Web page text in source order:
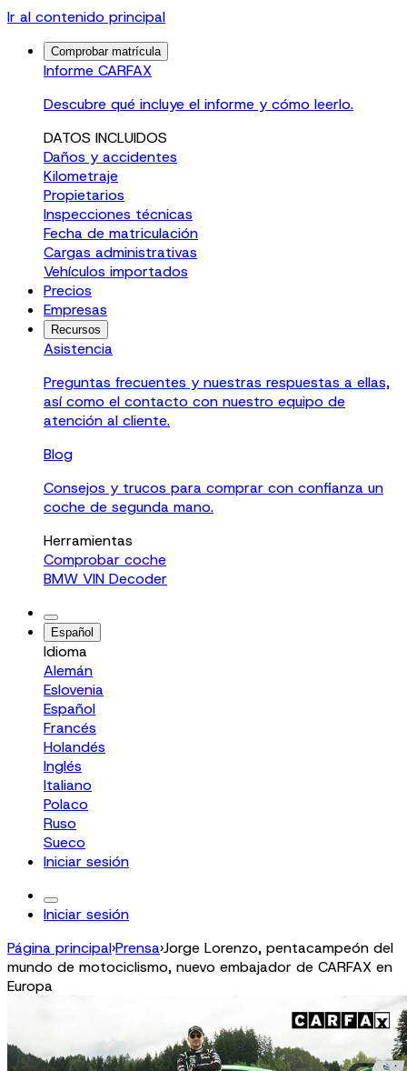
Ir al contenido principal
Comprobar matrícula
Informe CARFAX
Descubre qué incluye el informe y cómo leerlo.
DATOS INCLUIDOS
Daños y accidentes
Kilometraje
Propietarios
Inspecciones técnicas
Fecha de matriculación
Cargas administrativas
Vehículos importados
Precios
Empresas
Recursos
Asistencia
Preguntas frecuentes y nuestras respuestas a ellas,
así como el contacto con nuestro equipo de
atención al cliente.
Blog
Consejos y trucos para comprar con confianza un
coche de segunda mano.
Herramientas
Comprobar coche
BMW VIN Decoder
Español
Idioma
Alemán
Eslovenia
Español
Francés
Holandés
Inglés
Italiano
Polaco
Ruso
Sueco
Iniciar sesión
Iniciar sesión
Página principal›Prensa›Jorge Lorenzo, pentacampeón del
mundo de motociclismo, nuevo embajador de CARFAX en
Europa